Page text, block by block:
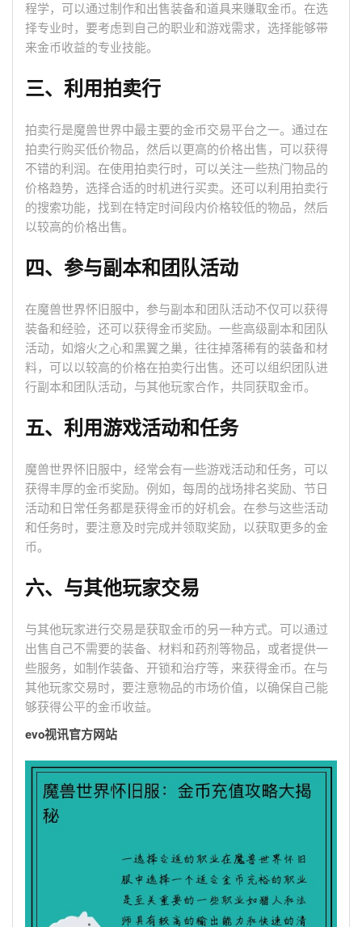
程学，可以通过制作和出售装备和道具来赚取金币。在选
择专业时，要考虑到自己的职业和游戏需求，选择能够带
来金币收益的专业技能。
三、利用拍卖行
拍卖行是魔兽世界中最主要的金币交易平台之一。通过在
拍卖行购买低价物品，然后以更高的价格出售，可以获得
不错的利润。在使用拍卖行时，可以关注一些热门物品的
价格趋势，选择合适的时机进行买卖。还可以利用拍卖行
的搜索功能，找到在特定时间段内价格较低的物品，然后
以较高的价格出售。
四、参与副本和团队活动
在魔兽世界怀旧服中，参与副本和团队活动不仅可以获得
装备和经验，还可以获得金币奖励。一些高级副本和团队
活动，如熔火之心和黑翼之巢，往往掉落稀有的装备和材
料，可以以较高的价格在拍卖行出售。还可以组织团队进
行副本和团队活动，与其他玩家合作，共同获取金币。
五、利用游戏活动和任务
魔兽世界怀旧服中，经常会有一些游戏活动和任务，可以
获得丰厚的金币奖励。例如，每周的战场排名奖励、节日
活动和日常任务都是获得金币的好机会。在参与这些活动
和任务时，要注意及时完成并领取奖励，以获取更多的金
币。
六、与其他玩家交易
与其他玩家进行交易是获取金币的另一种方式。可以通过
出售自己不需要的装备、材料和药剂等物品，或者提供一
些服务，如制作装备、开锁和治疗等，来获得金币。在与
其他玩家交易时，要注意物品的市场价值，以确保自己能
够获得公平的金币收益。
evo视讯官方网站